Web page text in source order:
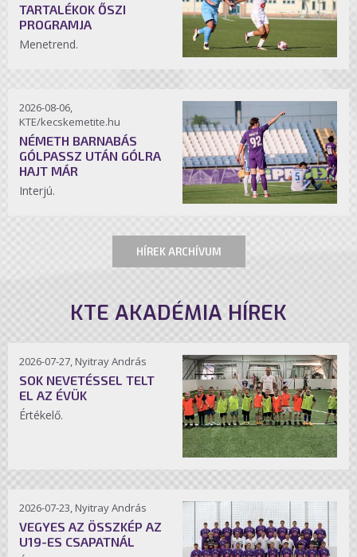
TARTALÉKOK ŐSZI
PROGRAMJA
Menetrend.
2026-08-06,
KTE/kecskemetite.hu
NÉMETH BARNABÁS
GÓLPASSZ UTÁN GÓLRA
HAJT MÁR
Interjú.
HÍREK ARCHÍVUM
KTE AKADÉMIA HÍREK
2026-07-27, Nyitray András
SOK NEVETÉSSEL TELT
EL AZ ÉVÜK
Értékelő.
2026-07-23, Nyitray András
VEGYES AZ ÖSSZKÉP AZ
U19-ES CSAPATNÁL